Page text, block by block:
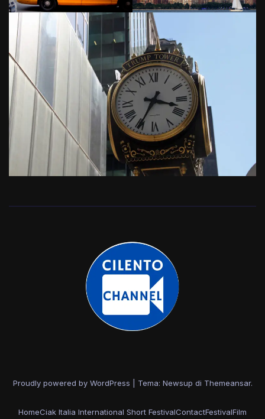
Proudly powered by WordPress Tema: Newsup di Themeansar.
HomeCiak Italia International Short FestivalContactFestivalFilm